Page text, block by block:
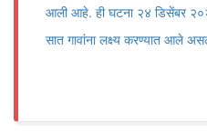
आली आहे. ही घटना २४ डिसेंबर
सात गावांना लक्ष्य करण्यात आले